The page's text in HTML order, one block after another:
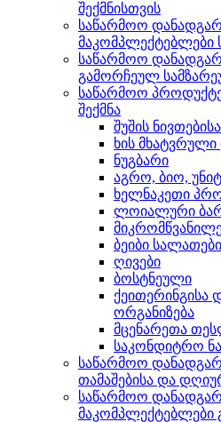
შექმნისთვის
საწარმოო
მაკომპლექტებლები
საწარმოო
გამორჩეულ
საწარმოო
შექმნა
შუშის
ხის მხატვრული
ნუგბარი
აგრო, ბიო,
ხელნაკეთი
ლოიალური
ბეიბი სალათები
ღივები
ბოსტნეული
ქეითერინგისა
ორგანიზება
მცენარეთა
საკონდიტრო
საწარმოო
თამაშებისა და
საწარმოო
მაკომპლექტებლები